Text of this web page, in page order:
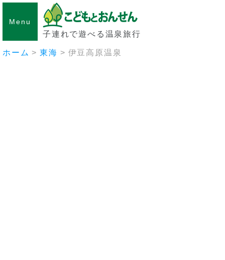
Menu
子連れで遊べる温泉旅行
ホーム 東海 伊豆高原温泉